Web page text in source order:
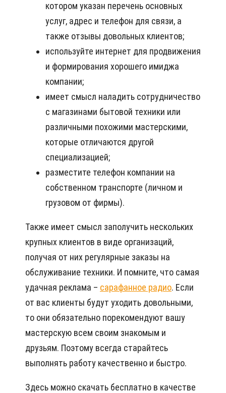
котором указан перечень основных
услуг, адрес и телефон для связи, а
также отзывы довольных клиентов;
используйте интернет для продвижения
и формирования хорошего имиджа
компании;
имеет смысл наладить сотрудничество
с магазинами бытовой техники или
различными похожими мастерскими,
которые отличаются другой
специализацией;
разместите телефон компании на
собственном транспорте (личном и
грузовом от фирмы).
Также имеет смысл заполучить нескольких
крупных клиентов в виде организаций,
получая от них регулярные заказы на
обслуживание техники. И помните, что самая
удачная реклама – сарафанное радио. Если
от вас клиенты будут уходить довольными,
то они обязательно порекомендуют вашу
мастерскую всем своим знакомым и
друзьям. Поэтому всегда старайтесь
выполнять работу качественно и быстро.
Здесь можно скачать бесплатно в качестве